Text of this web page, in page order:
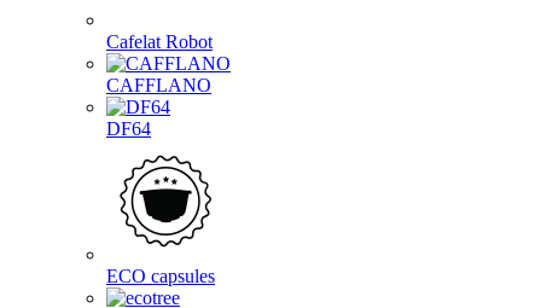
Cafelat Robot
CAFFLANO
DF64
ECO capsules